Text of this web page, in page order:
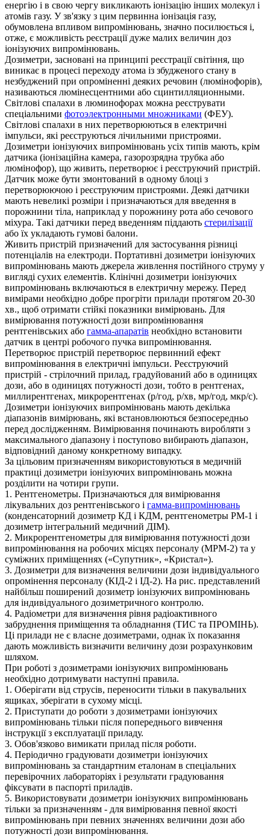
енергію і в свою чергу викликають іонізацію інших молекул і
атомів газу. У зв'язку з цим первинна іонізація газу,
обумовлена впливом випромінювань, значно посилюється і,
отже, є можливість реєстрації дуже малих величин доз
іонізуючих випромінювань.
Дозиметри, засновані на принципі реєстрації світіння, що
виникає в процесі переходу атома із збудженого стану в
незбуджений при опроміненні деяких речовин (люмінофорів),
називаються люмінесцентними або сцинтилляционными.
Світлові спалахи в люминофорах можна реєструвати
спеціальними фотоэлектронными множниками (ФЕУ).
Світлові спалахи в них перетворюються в електричні
імпульси, які реєструються лічильними пристроями.
Дозиметри іонізуючих випромінювань усіх типів мають, крім
датчика (іонізаційна камера, газорозрядна трубка або
люмінофор), що живить, перетворює і реєструючий пристрій.
Датчик може бути змонтований в одному блоці з
перетворюючою і реєструючим пристроями. Деякі датчики
мають невеликі розміри і призначаються для введення в
порожнини тіла, наприклад у порожнину рота або сечового
міхура. Такі датчики перед введенням піддають стерилізації
або їх укладають гумові балони.
Живить пристрій призначений для застосування різниці
потенціалів на електроди. Портативні дозиметри іонізуючих
випромінювань мають джерела живлення постійного струму у
вигляді сухих елементів. Клінічні дозиметри іонізуючих
випромінювань включаються в електричну мережу. Перед
вимірами необхідно добре прогріти прилади протягом 20-30
хв., щоб отримати стійкі показники вимірювань. Для
вимірювання потужності дози випромінювання
рентгенівських або гамма-апаратів необхідно встановити
датчик в центрі робочого пучка випромінювання.
Перетворює пристрій перетворює первинний ефект
випромінювання в електричні імпульси. Реєструючий
пристрій - стрілочний прилад, градуйований або в одиницях
дози, або в одиницях потужності дози, тобто в рентгенах,
миллирентгенах, микрорентгенах (р/год, р/хв, мр/год, мкр/с).
Дозиметри іонізуючих випромінювань мають декілька
діапазонів вимірювань, які встановлюються безпосередньо
перед дослідженням. Вимірювання починають виробляти з
максимального діапазону і поступово вибирають діапазон,
відповідний даному конкретному випадку.
За цільовим призначенням використовуються в медичній
практиці дозиметри іонізуючих випромінювань можна
розділити на чотири групи.
1. Рентгенометры. Призначаються для вимірювання
лікувальних доз рентгенівського і гамма-випромінювань
(конденсаторний дозиметр КД і КДМ, рентгенометры РМ-1 і
дозиметр інтегральний медичний ДІМ).
2. Микрорентгенометры для вимірювання потужності дози
випромінювання на робочих місцях персоналу (МРМ-2) та у
суміжних приміщеннях («Супутник», «Кристал»).
3. Дозиметри для визначення величини дози індивідуального
опромінення персоналу (КІД-2 і ІД-2). На рис. представлений
найбільш поширений дозиметр іонізуючих випромінювань
для індивідуального дозиметричного контролю.
4. Радіометри для визначення рівня радіоактивного
забруднення приміщення та обладнання (ТИС та ПРОМІНЬ).
Ці прилади не є власне дозиметрами, однак їх показання
дають можливість визначити величину дози розрахунковим
шляхом.
При роботі з дозиметрами іонізуючих випромінювань
необхідно дотримувати наступні правила.
1. Оберігати від струсів, переносити тільки в пакувальних
ящиках, зберігати в сухому місці.
2. Приступати до роботи з дозиметрами іонізуючих
випромінювань тільки після попереднього вивчення
інструкції з експлуатації приладу.
3. Обов'язково вимикати прилад після роботи.
4. Періодично градуювати дозиметри іонізуючих
випромінювань за стандартним еталонам в спеціальних
перевірочних лабораторіях і результати градуювання
фіксувати в паспорті приладів.
5. Використовувати дозиметри іонізуючих випромінювань
тільки за призначенням - для вимірювання певної якості
випромінювань при певних значеннях величини дози або
потужності дози випромінювання.